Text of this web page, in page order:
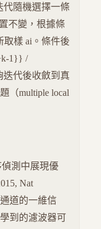
代隨機選擇一條
不變，根據條
取樣 ai。條件後
1}} /
代後收斂到真
（multiple local
測中展現優
Nat
道的一維信
到的濾波器可